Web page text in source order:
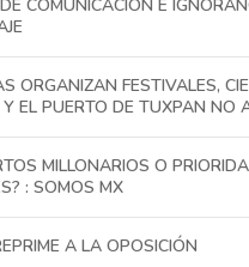
COMUNICACIÓN E
ORGANIZAN FESTIVALES,
Y EL PUERTO DE TUXPAN NO
MILLONARIOS O
: SOMOS MX
A LA OPOSICIÓN